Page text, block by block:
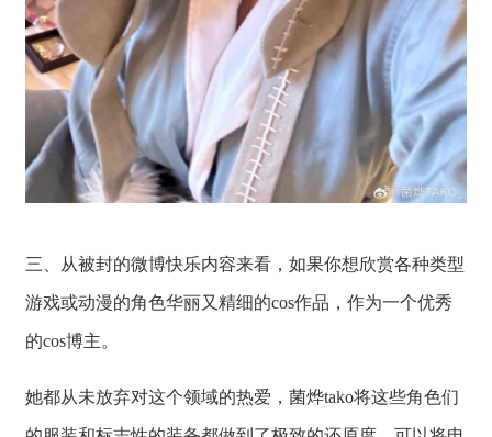
三、从被封的微博快乐内容来看，如果你想欣赏各种类型
游戏或动漫的角色华丽又精细的cos作品，作为一个优秀
的cos博主。
她都从未放弃对这个领域的热爱，菌烨tako将这些角色们